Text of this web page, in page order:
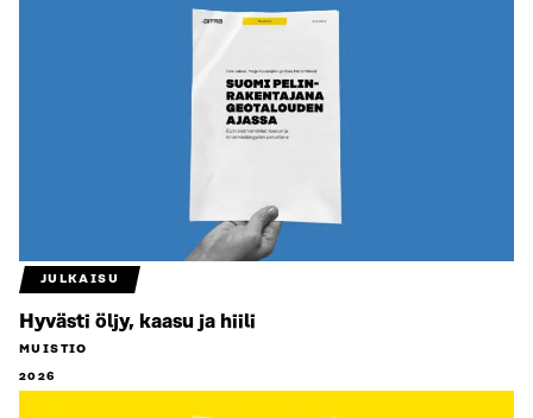
JULKAISU
Hyvästi öljy, kaasu ja hiili
MUISTIO
2026